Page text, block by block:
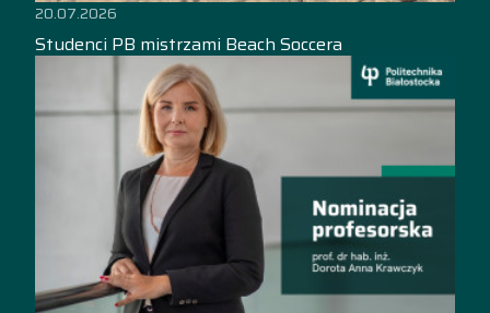
20.07.2026
Studenci PB mistrzami Beach Soccera